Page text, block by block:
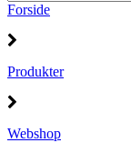
Forside
Produkter
Webshop